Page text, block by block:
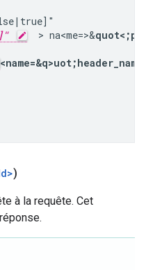
  > na<me=>&
)
à la requête. Cet